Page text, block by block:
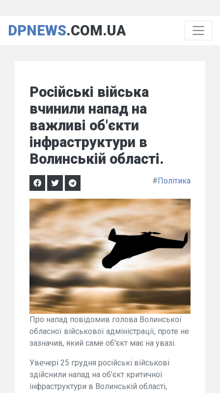
DPNEWS.COM.UA
Російські війська
вчинили напад на
важливі об'єкти
інфраструктури в
Волинській області.
#Політика
Про напад повідомив голова Волинської
обласної військової адміністрації, проте не
зазначив, який саме об'єкт має на увазі.
Увечері 25 грудня російські військові
здійснили напад на об'єкт критичної
інфраструктури в Волинській області,